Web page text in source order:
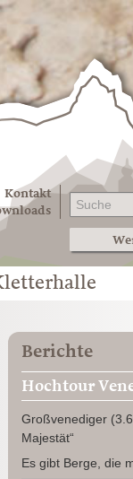
Kontakt
Berichte
Hochtour
Großvenediger
Majestät“
Es gibt Berge, die